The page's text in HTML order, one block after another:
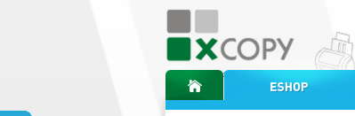
úvodní stránka xcopyinternetový obchod xcopy